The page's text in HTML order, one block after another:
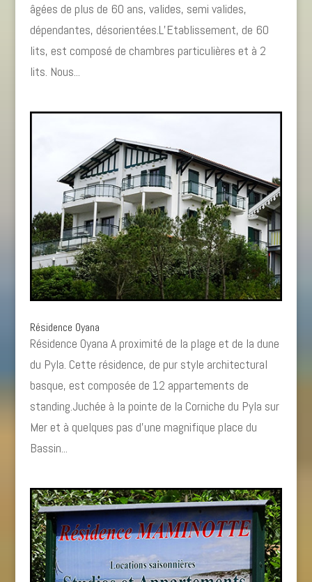
âgées de plus de 60 ans, valides, semi valides,
dépendantes, désorientées.L’Etablissement, de 60
lits, est composé de chambres particulières et à 2
lits. Nous...
Résidence Oyana
Résidence Oyana A proximité de la plage et de la dune
du Pyla. Cette résidence, de pur style architectural
basque, est composée de 12 appartements de
standing.Juchée à la pointe de la Corniche du Pyla sur
Mer et à quelques pas d’une magnifique place du
Bassin...